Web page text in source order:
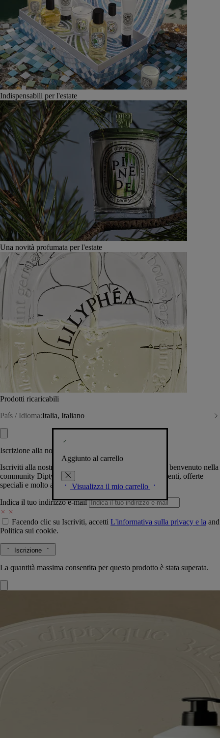
Indispensabili per l'estate
Una novità profumata per l'estate
Prodotti ricaricabili
País / Idioma:Italia, Italiano
Aggiunto al carrello
Visualizza il mio carrello
Iscrizione alla nostra Newsletter
Iscriviti alla nostra newsletter per permetterci di darti il benvenuto nella
community Diptyque e tenerti al corrente su novità, eventi, offerte
speciali e molto altro.
Indica il tuo indirizzo e-mail
Facendo clic su Iscriviti, accetti L'informativa sulla privacy e la and
Politica sui cookie.
Iscrizione
La quantità massima consentita per questo prodotto è stata superata.